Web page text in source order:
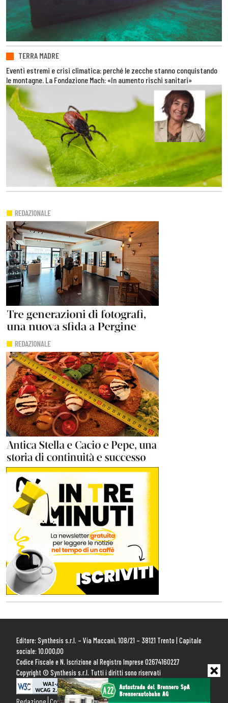
TERRA MADRE
Eventi estremi e crisi climatica: perché le zecche stanno conquistando
le montagne. La Fondazione Mach: «In aumento rischi sanitari»
Editore: Synthesis s.r.l. – Via Maccani, 108/21 – 38121 Trento | Capitale
sociale: 10.000,00
Codice Fiscale e N. Iscrizione al Registro Imprese 02674160227
Copyright © Synthesis s.r.l. Tutti i diritti sono riservati